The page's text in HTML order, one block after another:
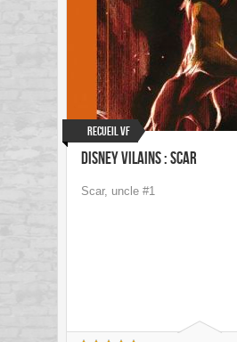
Recueil VF
Disney Vilains : Scar
Scar, uncle #1